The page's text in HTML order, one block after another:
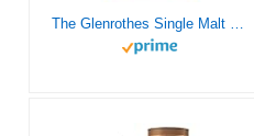
The Glenrothes Single Malt Scotch Whisky, 700ml